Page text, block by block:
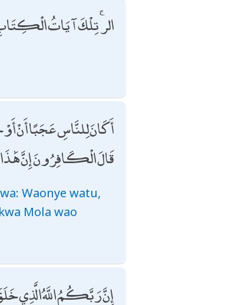
الر ۚ تِلْكَ آيَاتُ
أَكَانَ لِلنَّاسِ عَجَبًا أَنْ
قَالَ الْكَافِرُونَ إِنَّ
Waonye watu,
Mola wao
إِنَّ رَبَّكُمُ اللَّهُ الَّذِي